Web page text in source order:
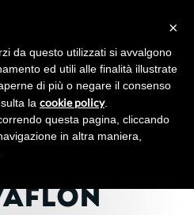
FORNO
×
da questo utilizzati si avvalgono
ed utili alle finalità illustrate
di più o negare il consenso
la cookie policy.
questa pagina, cliccando
in altra maniera,